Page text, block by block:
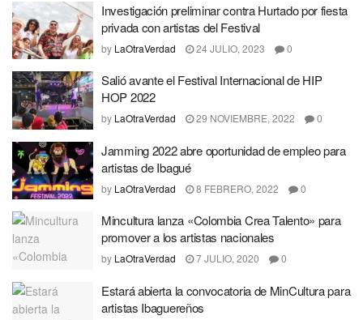
Investigación preliminar contra Hurtado por fiesta
privada con artistas del Festival
by LaOtraVerdad 24 JULIO, 2023 0
Salió avante el Festival Internacional de HIP
HOP 2022
by LaOtraVerdad 29 NOVIEMBRE, 2022 0
Jamming 2022 abre oportunidad de empleo para
artistas de Ibagué
by LaOtraVerdad 8 FEBRERO, 2022 0
Mincultura lanza «Colombia Crea Talento» para
promover a los artistas nacionales
by LaOtraVerdad 7 JULIO, 2020 0
Estará abierta la convocatoria de MinCultura para
artistas Ibaguereños